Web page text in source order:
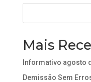
Mais
Informativo agosto
Demissão Sem